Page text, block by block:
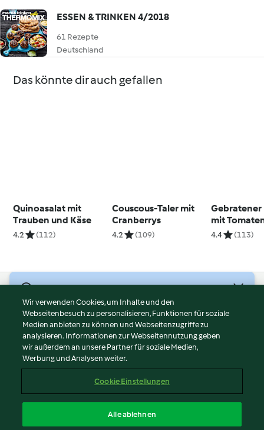
ESSEN & TRINKEN 4/2018
61 Rezepte
Deutschland
Das könnte dir auch gefallen
Quinoasalat mit
Trauben und Käse
4.2 (112)
Couscous-Taler mit
Cranberrys
4.2 (109)
Gebratener
mit
4.4 (113)
Nutzungsbedingungen
Datenschutzrichtlinien
Disclaimer
Impressum
Inhalt melden
Erklärung zur Barrierefreiheit
Wir verwenden Cookies, um Inhalte und den
Webseitenbesuch zu personalisieren, Funktionen für soziale
Medien anbieten zu können und Webseitenzugriffe zu
analysieren. Informationen zur Webseitennutzung geben
wir außerdem an unsere Partner für soziale Medien,
Werbung und Analysen weiter.
Cookie Einstellungen
Alle ablehnen